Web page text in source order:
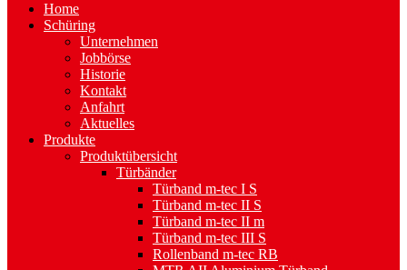
Home
Schüring
Unternehmen
Jobbörse
Historie
Kontakt
Anfahrt
Aktuelles
Produkte
Produktübersicht
Türbänder
Türband m-tec I S
Türband m-tec II S
Türband m-tec II m
Türband m-tec III S
Rollenband m-tec RB